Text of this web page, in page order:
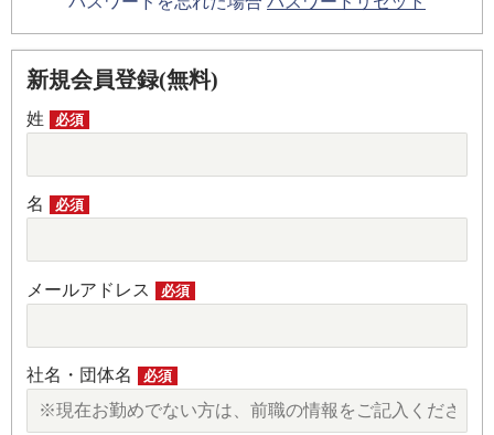
新規会員登録(無料)
姓 必須
名 必須
メールアドレス 必須
社名・団体名 必須